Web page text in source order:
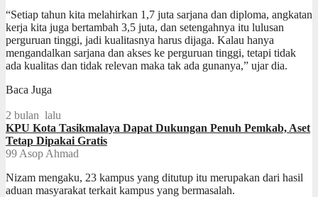
“Setiap tahun kita melahirkan 1,7 juta sarjana dan diploma, angkatan
kerja kita juga bertambah 3,5 juta, dan setengahnya itu lulusan
perguruan tinggi, jadi kualitasnya harus dijaga. Kalau hanya
mengandalkan sarjana dan akses ke perguruan tinggi, tetapi tidak
ada kualitas dan tidak relevan maka tak ada gunanya,” ujar dia.
Baca Juga
2 bulan lalu
KPU Kota Tasikmalaya Dapat Dukungan Penuh Pemkab, Aset
Tetap Dipakai Gratis
99 Asop Ahmad
Nizam mengaku, 23 kampus yang ditutup itu merupakan dari hasil
aduan masyarakat terkait kampus yang bermasalah.